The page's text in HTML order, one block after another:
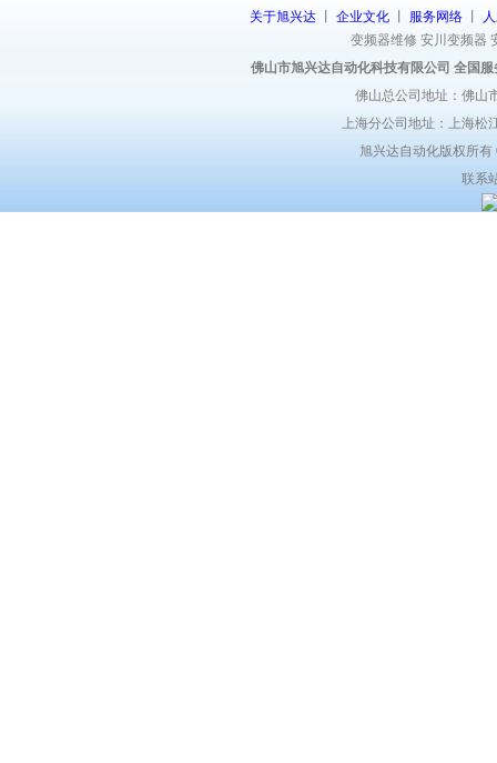
关于旭兴达 企业文化 服务网络
变频器维修 安川变频器
佛山市旭兴达自动化科技有限公司 全国
佛山总公司地址：佛山
上海分公司地址：上海松
旭兴达自动化版权所
联系